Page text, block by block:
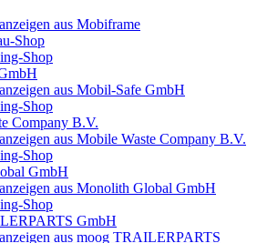
aus Mobiframe
Shop
Shop
aus Mobil-Safe GmbH
Shop
Company B.V.
aus Mobile Waste Company B.V.
Shop
GmbH
aus Monolith Global GmbH
Shop
GmbH
aus moog TRAILERPARTS